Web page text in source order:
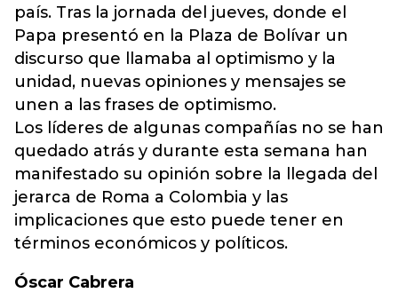
país. Tras la jornada del jueves, donde el
Papa presentó en la Plaza de Bolívar un
discurso que llamaba al optimismo y la
unidad, nuevas opiniones y mensajes se
unen a las frases de optimismo.
Los líderes de algunas compañías no se han
quedado atrás y durante esta semana han
manifestado su opinión sobre la llegada del
jerarca de Roma a Colombia y las
implicaciones que esto puede tener en
términos económicos y políticos.
Óscar Cabrera